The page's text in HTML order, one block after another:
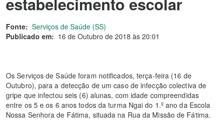
Fonte: Serviços de Saúde (SS)
Publicado em: 16 de Outubro de 2018 às 20:01
Os Serviços de Saúde foram notificados, terça-feira (16 de
Outubro), para a detecção de um caso de infecção colectiva de
gripe que infectou seis (6) alunas, com idade compreendidas
entre os 5 e os 6 anos todos da turma Ngai do 1.º ano da Escola
Nossa Senhora de Fátima, situada na Rua da Missão de Fátima.